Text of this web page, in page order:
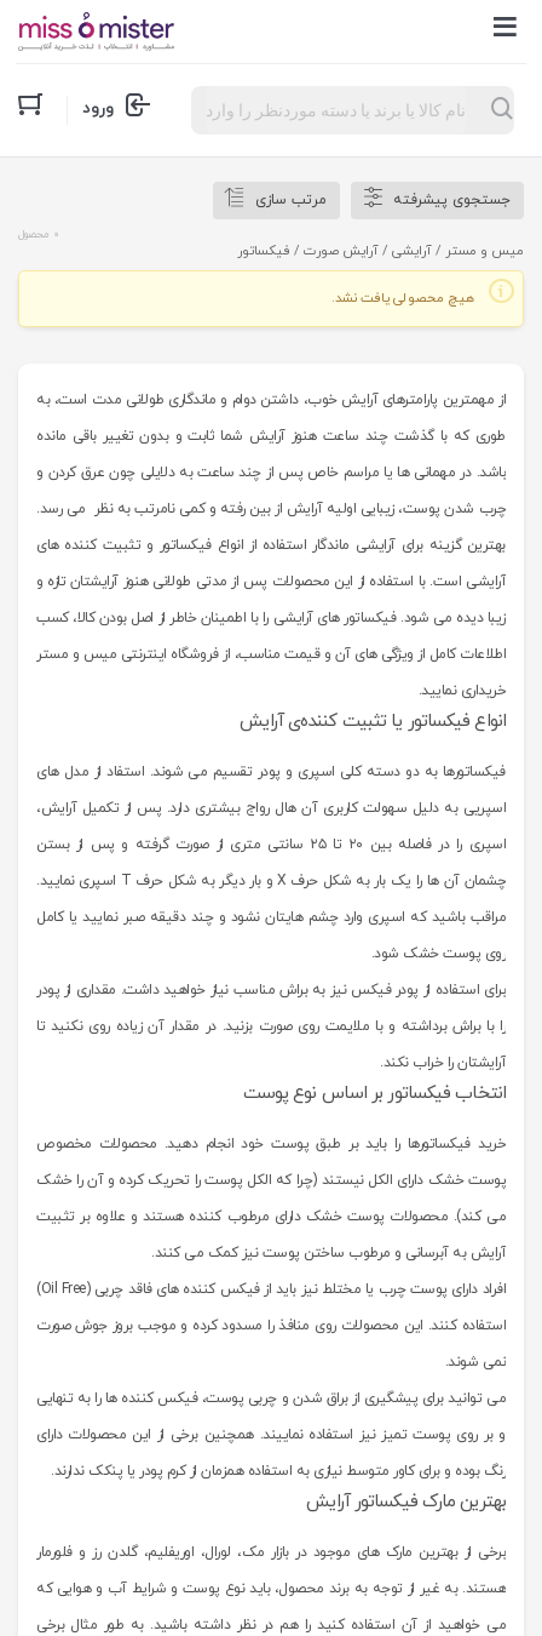
Products
search ورود
جستجوی پیشرفته مرتب سازی
میس و مستر /آرایشی /آرایش صورت / فیکساتور
0 محصول
هیچ محصولی یافت نشد.
از مهمترین پارامترهای آرایش خوب، داشتن دوام و ماندگاری طولانی مدت است، به
طوری که با گذشت چند ساعت هنوز آرایش شما ثابت و بدون تغییر باقی مانده
باشد. در مهمانی ها یا مراسم خاص پس از چند ساعت به دلایلی چون عرق کردن و
چرب شدن پوست، زیبایی اولیه آرایش از بین رفته و کمی نامرتب به نظر می رسد.
بهترین گزینه برای آرایشی ماندگار استفاده از انواع فیکساتور و تثبیت کننده های
آرایشی است. با استفاده از این محصولات پس از مدتی طولانی هنوز آرایشتان تازه و
زیبا دیده می شود. فیکساتور های آرایشی را با اطمینان خاطر از اصل بودن کالا، کسب
اطلاعات کامل از ویژگی های آن و قیمت مناسب، از فروشگاه اینترنتی میس و مستر
خریداری نمایید.
انواع فیکساتور یا تثبیت کننده‌ی آرایش
فیکساتورها به دو دسته کلی اسپری و پودر تقسیم می شوند. استفاد از مدل های
اسپریی به دلیل سهولت کاربری آن هال رواج بیشتری دارد. پس از تکمیل آرایش،
اسپری را در فاصله بین ۲۰ تا ۲۵ سانتی متری از صورت گرفته و پس از بستن
چشمان آن ها را یک بار به شکل حرف X و بار دیگر به شکل حرف T اسپری نمایید.
مراقب باشید که اسپری وارد چشم هایتان نشود و چند دقیقه صبر نمایید یا کامل
روی پوست خشک شود.
برای استفاده از پودر فیکس نیز به براش مناسب نیاز خواهید داشت. مقداری از پودر
را با براش برداشته و با ملایمت روی صورت بزنید. در مقدار آن زیاده روی نکنید تا
آرایشتان را خراب نکند.
انتخاب فیکساتور بر اساس نوع پوست
خرید فیکساتورها را باید بر طبق پوست خود انجام دهید. محصولات مخصوص
پوست خشک دارای الکل نیستند (چرا که الکل پوست را تحریک کرده و آن را خشک
می کند). محصولات پوست خشک دارای مرطوب کننده هستند و علاوه بر تثبیت
آرایش به آبرسانی و مرطوب ساختن پوست نیز کمک می کنند.
افراد دارای پوست چرب یا مختلط نیز باید از فیکس کننده های فاقد چربی (Oil Free)
استفاده کنند. این محصولات روی منافذ را مسدود کرده و موجب بروز جوش صورت
نمی شوند.
می توانید برای پیشگیری از براق شدن و چربی پوست، فیکس کننده ها را به تنهایی
و بر روی پوست تمیز نیز استفاده نماییند. همچنین برخی از این محصولات دارای
رنگ بوده و برای کاور متوسط نیازی به استفاده همزمان از کرم پودر یا پنکک ندارند.
بهترین مارک فیکساتور آرایش
برخی از بهترین مارک های موجود در بازار مک، لورال، اوریفلیم، گلدن رز و فلورمار
هستند. به غیر از توجه به برند محصول، باید نوع پوست و شرایط آب و هوایی که
می خواهید از آن استفاده کنید را هم در نظر داشته باشید. به طور مثال برخی